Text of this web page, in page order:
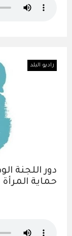
راديو البلد
دور اللجنة
حماية